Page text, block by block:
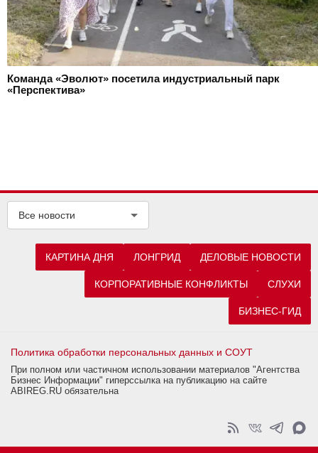
Команда «Эволют» посетила индустриальный парк
«Перспектива»
Все новости
КАРТИНА ДНЯ ЛОНГРИД ДЕЛОВЫЕ НОВОСТИ
КОРПОРАТИВНЫЕ КОНФЛИКТЫ СЛУХИ
БИЗНЕС-ГИД
Политика обработки персональных данных и СОУТ
При полном или частичном использовании материалов "Агентства
Бизнес Информации" гиперссылка на публикацию на сайте
ABIREG.RU обязательна